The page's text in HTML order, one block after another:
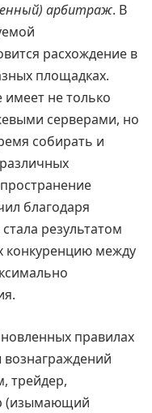
арбитраж. В
расхождение в
площадках.
не только
серверами, но
собирать и
благодаря
результатом
между
правилах
трейдер,
(изымающий